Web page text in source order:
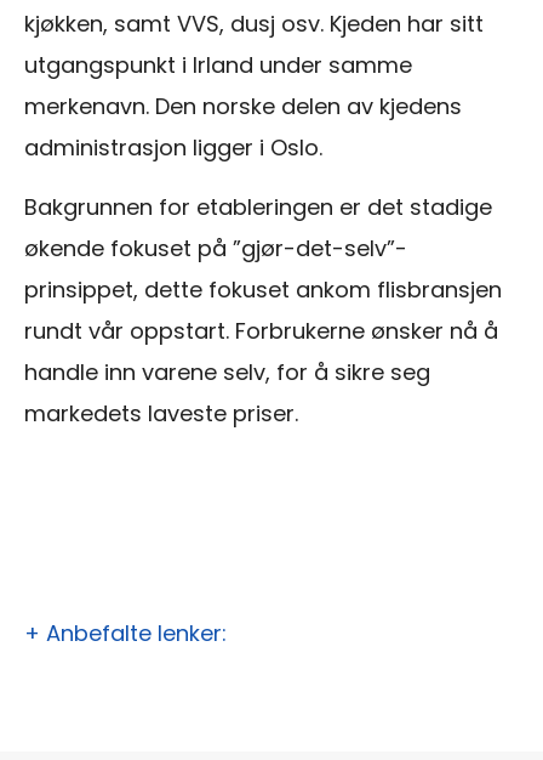
kjøkken, samt VVS, dusj osv. Kjeden har sitt
utgangspunkt i Irland under samme
merkenavn. Den norske delen av kjedens
administrasjon ligger i Oslo.
Bakgrunnen for etableringen er det stadige
økende fokuset på ”gjør-det-selv”-
prinsippet, dette fokuset ankom flisbransjen
rundt vår oppstart. Forbrukerne ønsker nå å
handle inn varene selv, for å sikre seg
markedets laveste priser.
+ Anbefalte lenker: